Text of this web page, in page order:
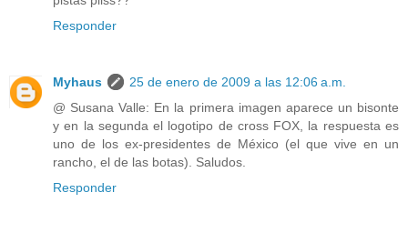
Responder
Myhaus
25 de enero de 2009 a las 12:06 a.m.
@ Susana Valle: En la primera imagen aparece un bisonte
y en la segunda el logotipo de cross FOX, la respuesta es
uno de los ex-presidentes de México (el que vive en un
rancho, el de las botas). Saludos.
Responder